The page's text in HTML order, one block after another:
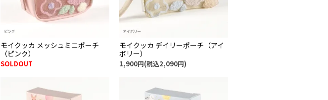
モイクッカ メッシュミニポーチ
（ピンク）
SOLDOUT
モイクッカ デイリーポーチ（アイ
ボリー）
1,900円(税込2,090円)